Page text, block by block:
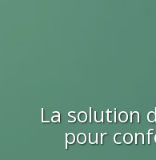
La solution
pour